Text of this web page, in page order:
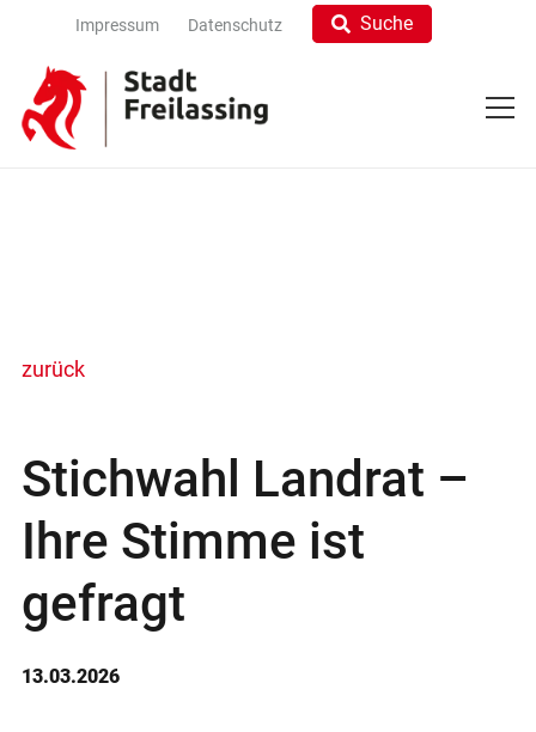
Impressum Datenschutz Suche
zurück
Stichwahl Landrat –
Ihre Stimme ist
gefragt
13.03.2026